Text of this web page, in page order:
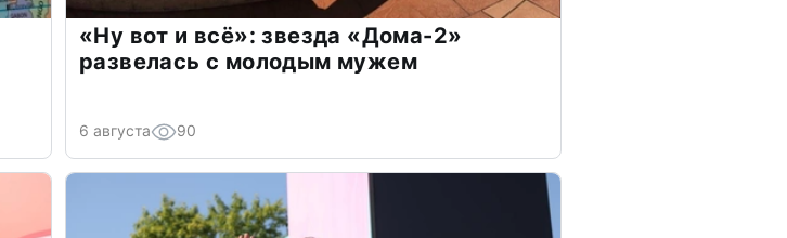
«Ну вот и всё»: звезда «Дома-2»
развелась с молодым мужем
6 августа 90